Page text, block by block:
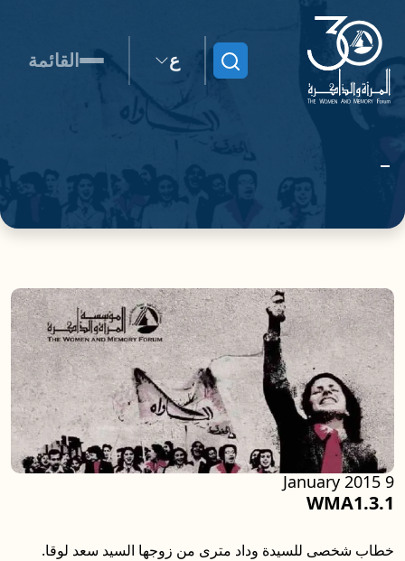
ابحث ع القائمة
WMA1.3.1
9 January 2015
خطاب شخصى للسيدة وداد مترى من زوجها السيد سعد لوقا.